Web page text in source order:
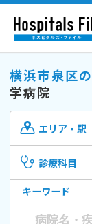
横浜市泉区
学病院
エリア・駅
診療科目
キーワード